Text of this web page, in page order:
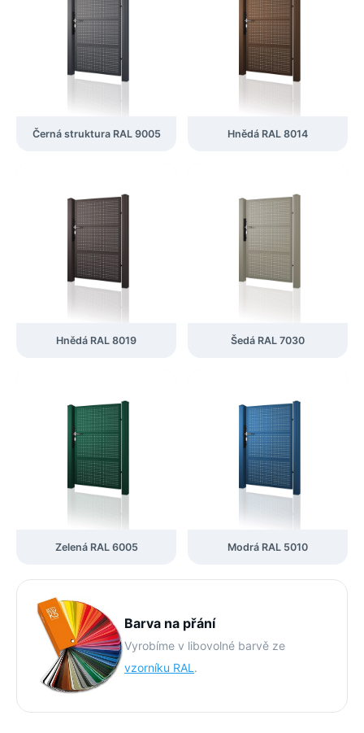
Černá struktura RAL 9005 Hnědá RAL 8014
Hnědá RAL 8019 Šedá RAL 7030
Zelená RAL 6005 Modrá RAL 5010
Barva na přání
Vyrobíme v libovolné barvě ze
vzorníku RAL .